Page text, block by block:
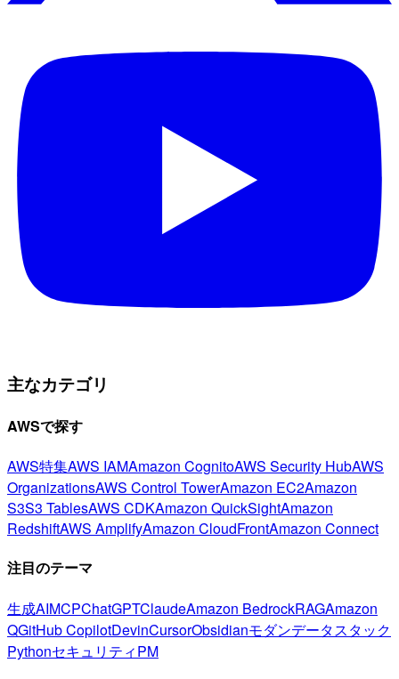
主なカテゴリ
AWSで探す
AWS特集AWS IAMAmazon CognitoAWS Security HubAWS
OrganizationsAWS Control TowerAmazon EC2Amazon
S3S3 TablesAWS CDKAmazon QuickSightAmazon
RedshiftAWS AmplifyAmazon CloudFrontAmazon Connect
注目のテーマ
生成AIMCPChatGPTClaudeAmazon BedrockRAGAmazon
QGitHub CopilotDevinCursorObsidianモダンデータスタック
PythonセキュリティPM